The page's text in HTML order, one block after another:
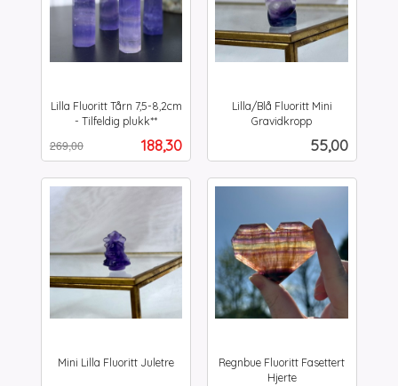
Lilla Fluoritt Tårn 7,5-8,2cm
- Tilfeldig plukk**
Tilbud
188,30
269,00
mva.
Lilla/Blå Fluoritt Mini
Gravidkropp
Pris
55,00
Mini Lilla Fluoritt Juletre
Regnbue Fluoritt Fasettert
Hjerte